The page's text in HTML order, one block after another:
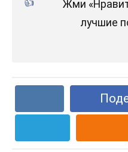
Жми
лучшие